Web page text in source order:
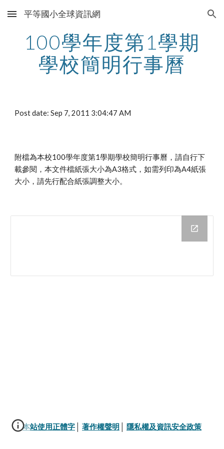
Skip to main content Skip to navigation
平等國小全球資訊網
100學年度第1學期
學校簡明行事曆
Post date: Sep 7, 2011 3:04:47 AM
附檔為本校100學年度第1學期學校簡明行事曆，請自行下
載參閱，本文件檔紙張大小為A3格式，如需列印為A4紙張
大小，請先行配合紙張調整大小。
本站使用正體字 著作權聲明 隱私權及資訊安全政策